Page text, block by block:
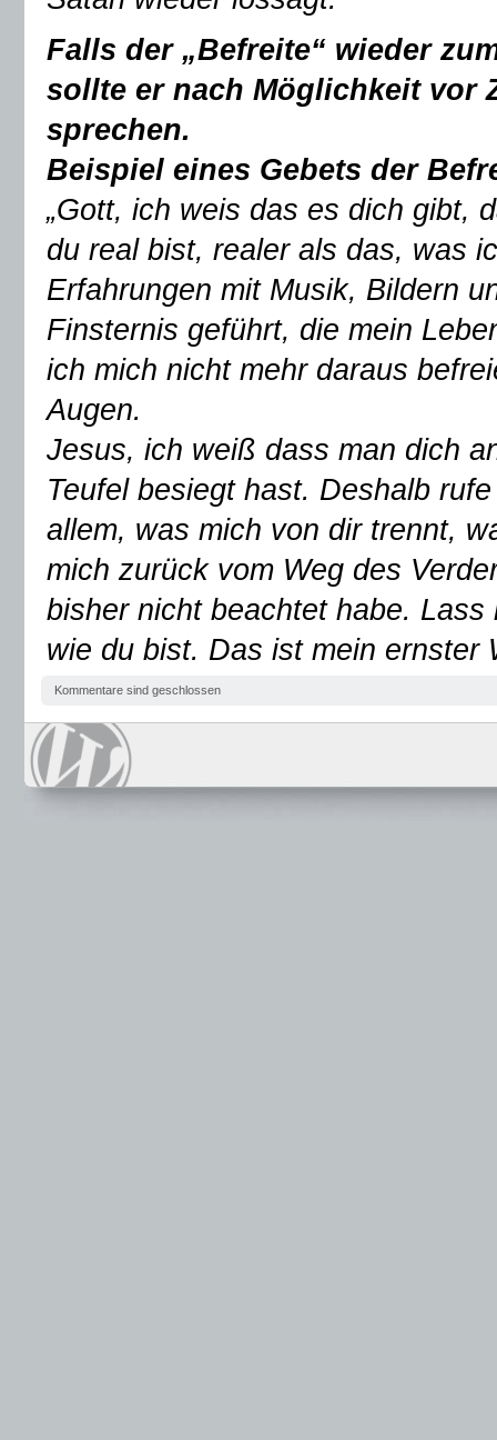
Falls der „Befreite“ wieder
sollte er nach Möglichkeit vor
sprechen.
Beispiel eines Gebets der
„Gott, ich weis das es dich gibt,
du real bist, realer als das, was
Erfahrungen mit Musik, Bildern
Finsternis geführt, die mein
ich mich nicht mehr daraus
Augen.
Jesus, ich weiß dass man dich
Teufel besiegt hast. Deshalb
allem, was mich von dir trennt,
mich zurück vom Weg des
bisher nicht beachtet habe.
wie du bist. Das ist mein ernster
Kommentare sind geschlossen